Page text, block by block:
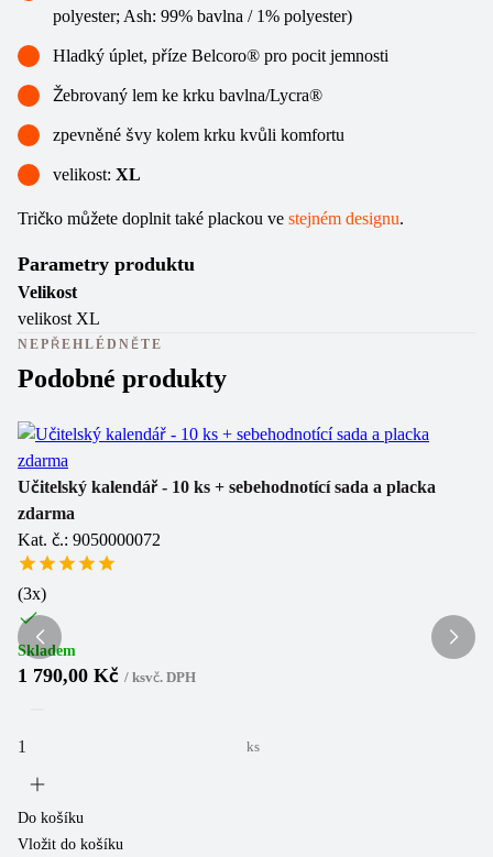
polyester; Ash: 99% bavlna / 1% polyester)
Hladký úplet, příze Belcoro® pro pocit jemnosti
Žebrovaný lem ke krku bavlna/Lycra®
zpevněné švy kolem krku kvůli komfortu
velikost: XL
Tričko můžete doplnit také plackou ve stejném designu.
Parametry produktu
Velikost
velikost XL
NEPŘEHLÉDNĚTE
Podobné produkty
Učitelský kalendář - 10 ks + sebehodnotící sada a placka
zdarma
Kat. č.: 9050000072
(3x)
Skladem
1 790,00 Kč / ksvč. DPH
ks
Do košíku
Vložit do košíku